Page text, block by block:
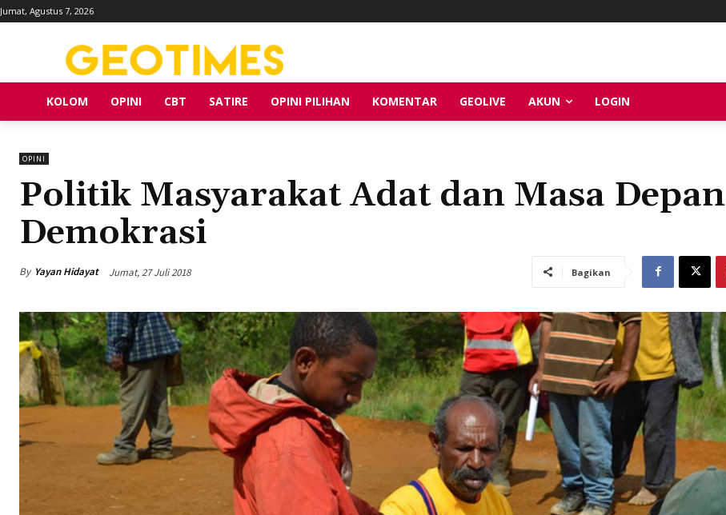
Jumat, Agustus 7, 2026
KOLOM OPINI CBT SATIRE OPINI PILIHAN KOMENTAR GEOLIVE AKUN LOGIN
OPINI
Politik Masyarakat Adat dan Masa Depan
Demokrasi
By Yayan Hidayat Jumat, 27 Juli 2018 Bagikan